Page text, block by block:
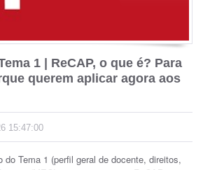
1 | ReCAP, o que é? Para
querem aplicar agora aos
15:47:00
do Tema 1 (perfil geral de docente, direitos,